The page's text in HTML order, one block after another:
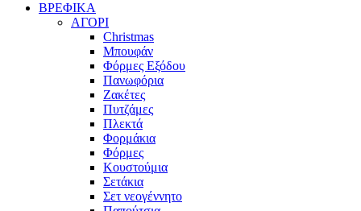
ΒΡΕΦΙΚΑ
ΑΓΟΡΙ
Christmas
Μπουφάν
Φόρμες Εξόδου
Πανωφόρια
Ζακέτες
Πυτζάμες
Πλεκτά
Φορμάκια
Φόρμες
Κουστούμια
Σετάκια
Σετ νεογέννητο